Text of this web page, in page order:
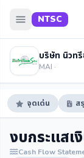
NTSC
บริษัท นิวท
MAI ·
จุดเด่น ส
งบกระแสเ
Cash Flow